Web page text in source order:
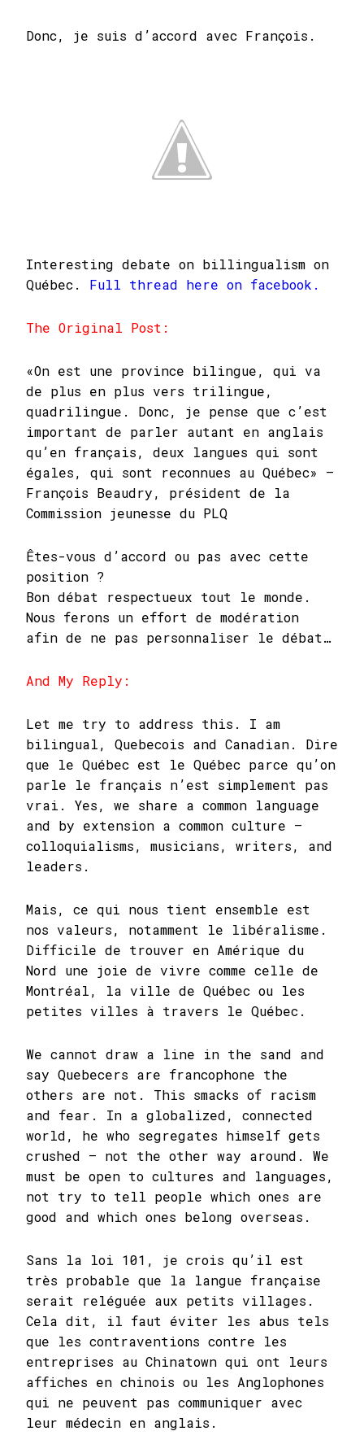
Donc, je suis d’accord avec François.
Interesting debate on billingualism on
Québec. Full thread here on facebook.
The Original Post:
«On est une province bilingue, qui va
de plus en plus vers trilingue,
quadrilingue. Donc, je pense que c’est
important de parler autant en anglais
qu’en français, deux langues qui sont
égales, qui sont reconnues au Québec» –
François Beaudry, président de la
Commission jeunesse du PLQ
Êtes-vous d’accord ou pas avec cette
position ?
Bon débat respectueux tout le monde.
Nous ferons un effort de modération
afin de ne pas personnaliser le débat…
And My Reply:
Let me try to address this. I am
bilingual, Quebecois and Canadian. Dire
que le Québec est le Québec parce qu’on
parle le français n’est simplement pas
vrai. Yes, we share a common language
and by extension a common culture –
colloquialisms, musicians, writers, and
leaders.
Mais, ce qui nous tient ensemble est
nos valeurs, notamment le libéralisme.
Difficile de trouver en Amérique du
Nord une joie de vivre comme celle de
Montréal, la ville de Québec ou les
petites villes à travers le Québec.
We cannot draw a line in the sand and
say Quebecers are francophone the
others are not. This smacks of racism
and fear. In a globalized, connected
world, he who segregates himself gets
crushed – not the other way around. We
must be open to cultures and languages,
not try to tell people which ones are
good and which ones belong overseas.
Sans la loi 101, je crois qu’il est
très probable que la langue française
serait reléguée aux petits villages.
Cela dit, il faut éviter les abus tels
que les contraventions contre les
entreprises au Chinatown qui ont leurs
affiches en chinois ou les Anglophones
qui ne peuvent pas communiquer avec
leur médecin en anglais.